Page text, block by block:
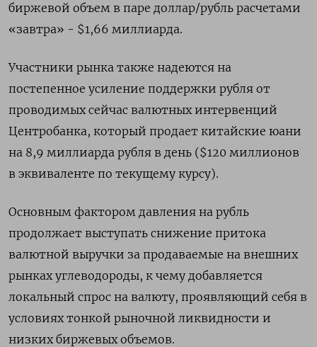
биржевой объем в паре доллар/рубль расчетами
«завтра» - $1,66 миллиарда.
Участники рынка также надеются на
постепенное усиление поддержки рубля от
проводимых сейчас валютных интервенций
Центробанка, который продает китайские юани
на 8,9 миллиарда рубля в день ($120 миллионов
в эквиваленте по текущему курсу).
Основным фактором давления на рубль
продолжает выступать снижение притока
валютной выручки за продаваемые на внешних
рынках углеводороды, к чему добавляется
локальный спрос на валюту, проявляющий себя в
условиях тонкой рыночной ликвидности и
низких биржевых объемов.